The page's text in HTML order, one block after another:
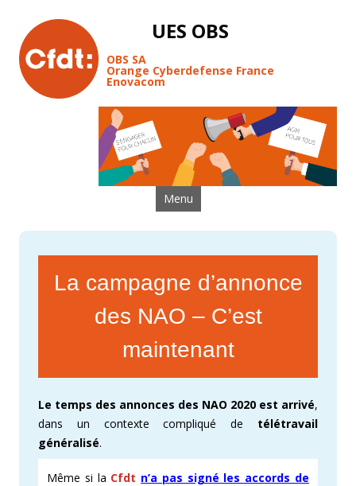
UES OBS
OBS SA
Orange Cyberdefense France
Enovacom
Menu Aller au contenu
La campagne d’annonce
des NAO – C’est
maintenant
Le temps des annonces des NAO 2020 est arrivé,
dans un contexte compliqué de télétravail
généralisé.
Même si la Cfdt n’a pas signé les accords de